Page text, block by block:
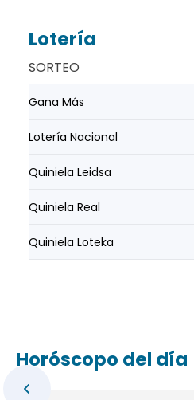
Lotería
SORTEO
Gana Más
Lotería Nacional
Quiniela Leidsa
Quiniela Real
Quiniela Loteka
Horóscopo del día